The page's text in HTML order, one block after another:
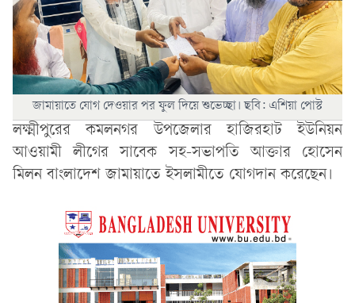
জামায়াতে যোগ দেওয়ার পর ফুল দিয়ে শুভেচ্ছা। ছবি: এশিয়া পোস্ট
লক্ষ্মীপুরের কমলনগর উপজেলার হাজিরহাট ইউনিয়ন
আওয়ামী লীগের সাবেক সহ-সভাপতি আক্তার হোসেন
মিলন বাংলাদেশ জামায়াতে ইসলামীতে যোগদান করেছেন।